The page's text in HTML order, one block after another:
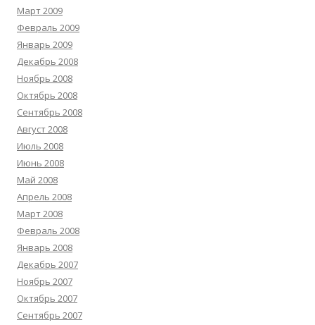
Март 2009
Февраль 2009
Январь 2009
Декабрь 2008
Ноябрь 2008
Октябрь 2008
Сентябрь 2008
Август 2008
Июль 2008
Июнь 2008
Май 2008
Апрель 2008
Март 2008
Февраль 2008
Январь 2008
Декабрь 2007
Ноябрь 2007
Октябрь 2007
Сентябрь 2007